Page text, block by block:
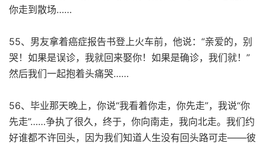
你走到散场……
55、男友拿着癌症报告书登上火车前，他说：“亲爱的，别
哭！如果是误诊，我就回来娶你！如果是确诊，我们就！”
然后我们一起抱着头痛哭……
56、毕业那天晚上，你说“我看着你走，你先走”，我说“你
先走”……争执了很久，终于，你向南走，我向北走。我们约
好谁都不许回头，因为我们知道人生没有回头路可走——彼